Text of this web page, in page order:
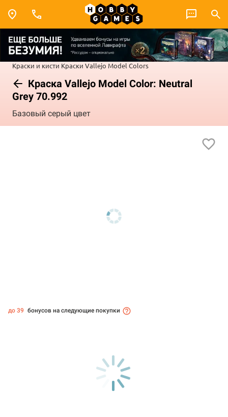
Краски и кисти Краски Vallejo Model Colors
Краска Vallejo Model Color: Neutral
Grey 70.992
Базовый серый цвет
до 39 бонусов на следующие покупки